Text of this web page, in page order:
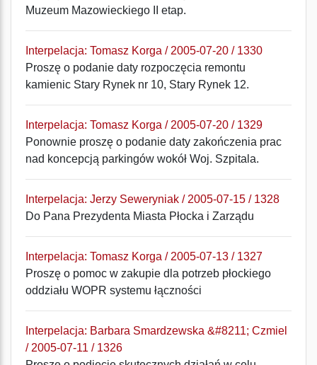
Muzeum Mazowieckiego II etap.
Interpelacja: Tomasz Korga / 2005-07-20 / 1330
Proszę o podanie daty rozpoczęcia remontu
kamienic Stary Rynek nr 10, Stary Rynek 12.
Interpelacja: Tomasz Korga / 2005-07-20 / 1329
Ponownie proszę o podanie daty zakończenia prac
nad koncepcją parkingów wokół Woj. Szpitala.
Interpelacja: Jerzy Seweryniak / 2005-07-15 / 1328
Do Pana Prezydenta Miasta Płocka i Zarządu
Interpelacja: Tomasz Korga / 2005-07-13 / 1327
Proszę o pomoc w zakupie dla potrzeb płockiego
oddziału WOPR systemu łączności
Interpelacja: Barbara Smardzewska &#8211; Czmiel
/ 2005-07-11 / 1326